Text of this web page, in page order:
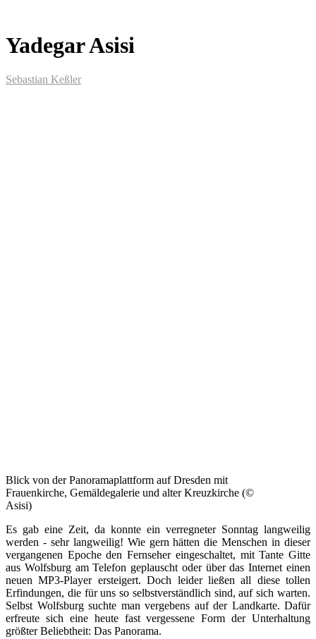
Yadegar Asisi
Sebastian Keßler
Blick von der Panoramaplattform auf Dresden mit
Frauenkirche, Gemäldegalerie und alter Kreuzkirche (©
Asisi)
Es gab eine Zeit, da konnte ein verregneter Sonntag langweilig
werden - sehr langweilig! Wie gern hätten die Menschen in dieser
vergangenen Epoche den Fernseher eingeschaltet, mit Tante Gitte
aus Wolfsburg am Telefon geplauscht oder über das Internet einen
neuen MP3-Player ersteigert. Doch leider ließen all diese tollen
Erfindungen, die für uns so selbstverständlich sind, auf sich warten.
Selbst Wolfsburg suchte man vergebens auf der Landkarte. Dafür
erfreute sich eine heute fast vergessene Form der Unterhaltung
größter Beliebtheit: Das Panorama.